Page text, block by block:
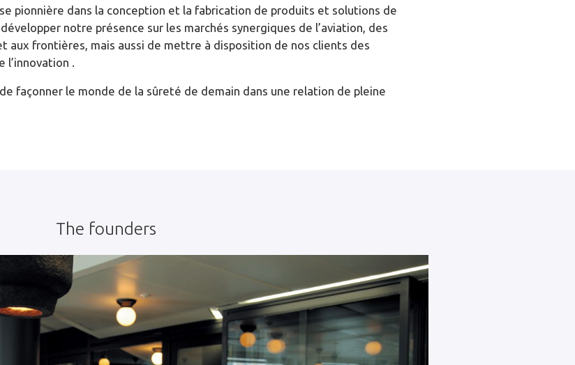
pionnière dans la conception et la fabrication de produits et solutions de
notre présence sur les marchés synergiques de l’aviation, des
frontières, mais aussi de mettre à disposition de nos clients des
l’innovation .
façonner le monde de la sûreté de demain dans une relation de pleine
The founders